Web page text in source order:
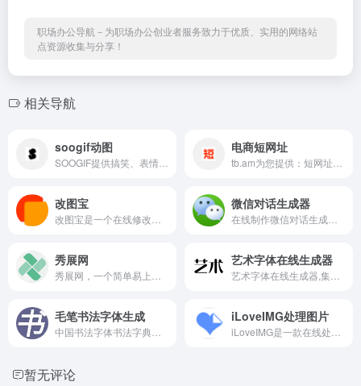
职场办公导航－为职场办公创业者服务致力于优质、实用的网络站
点资源收集与分享！
相关导航
soogif动图 电商短网址
改图宝 微信对话生成器
秀展网 艺术字体在线生成器
毛笔书法字体生成 iLoveIMG处理图片
暂无评论